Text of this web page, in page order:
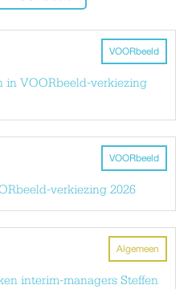
VOORbeeld
in VOORbeeld-verkiezing
VOORbeeld
verkiezing 2026
Algemeen
interim-managers Steffen